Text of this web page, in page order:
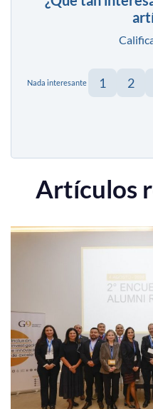
Nada interesante 1 2
Artículos